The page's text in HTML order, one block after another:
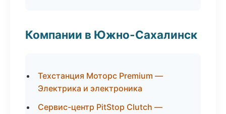
Компании в Южно-Сахалинск
Техстанция Моторс Premium —
Электрика и электроника
Сервис-центр PitStop Clutch —